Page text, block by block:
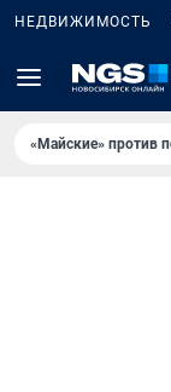
НЕДВИЖИМОСТЬ
«Майские» против